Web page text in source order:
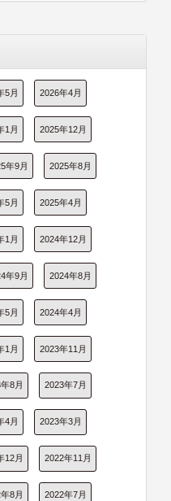
5月 2026年4月
1月 2025年12月
年9月 2025年8月
5月 2025年4月
1月 2024年12月
年9月 2024年8月
5月 2024年4月
1月 2023年11月
8月 2023年7月
4月 2023年3月
12月 2022年11月
8月 2022年7月